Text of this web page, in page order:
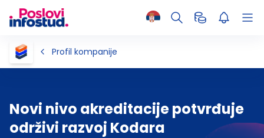
Profil kompanije
Novi nivo akreditacije potvrđuje
održivi razvoj Kodara